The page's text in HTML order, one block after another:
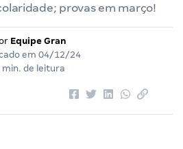
provas em março!
Equipe Gran
em 04/12/24
min. de leitura